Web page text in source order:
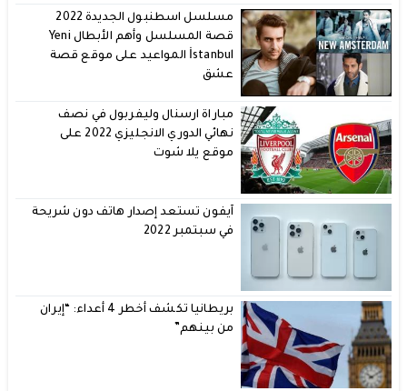
مسلسل اسطنبول الجديدة 2022
قصة المسلسل وأهم الأبطال Yeni
İstanbul المواعيد على موقع قصة
عشق
مباراة ارسنال وليفربول في نصف
نهائي الدوري الانجليزي 2022 على
موقع يلا شوت
آيفون تستعد إصدار هاتف دون شريحة
في سبتمبر 2022
بريطانيا تكشف أخطر 4 أعداء: “إيران
من بينهم”